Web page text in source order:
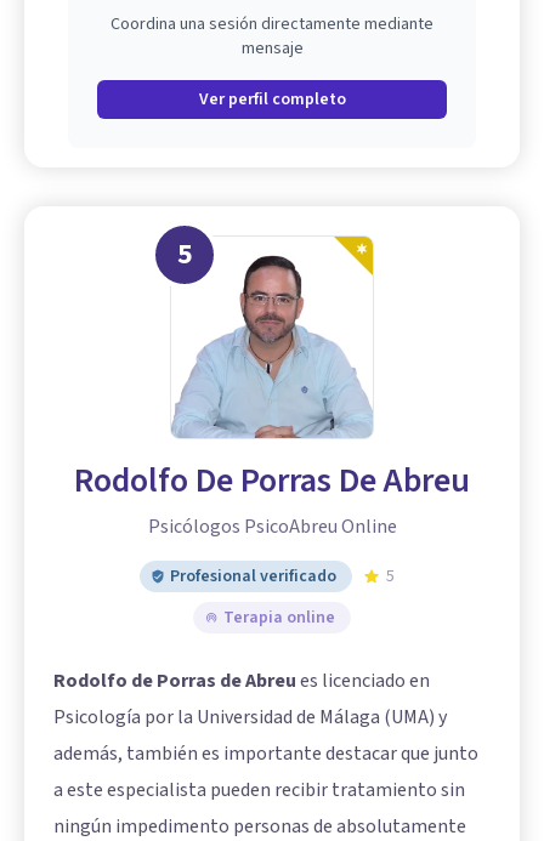
Coordina una sesión directamente mediante
mensaje
Ver perfil completo
5
Rodolfo De Porras De Abreu
Psicólogos PsicoAbreu Online
Profesional verificado
5
Terapia online
Rodolfo de Porras de Abreues licenciado en
Psicología por la Universidad de Málaga (UMA) y
además, también es importante destacar que junto
a este especialista pueden recibir tratamiento sin
ningún impedimento personas de absolutamente